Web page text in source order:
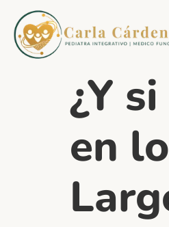
¿Y
en